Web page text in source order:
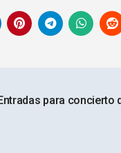
para concierto